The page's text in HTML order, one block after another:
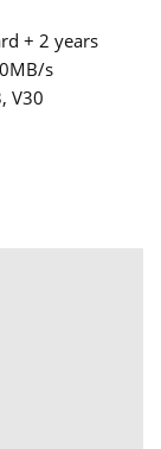
+ 2 years
s
V30